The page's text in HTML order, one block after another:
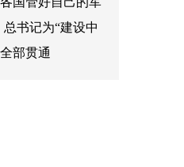
总书记为“建设中
明方向
部贯通